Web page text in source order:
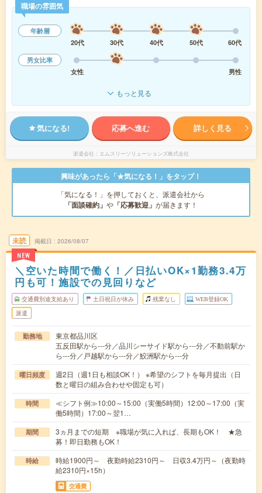
職場の雰囲気
年齢層
20代
30代 40代 50代
60代
男女比率
女性
男性
もっと見る
気になる! 応募へ進む 詳しく見る
派遣会社 エムスリーソリューションズ株式会社
興味があったら「★気になる！」をタップ！
「気になる！」を押しておくと、派遣会社から
「面談確約」 や 「応募歓迎」 が届きます！
未読
NEW
掲載日 2026/08/07
＼空いた時間で働く！／日払いOK×1勤務3.4万
円も可！施設での見回りなど
交通費別途支給あり 土日祝日が休み 残業なし WEB登録OK
派遣
勤務地
東京都品川区
五反田駅から---分／品川シーサイド駅から---分／不動前駅か
ら---分／戸越駅から---分／鮫洲駅から---分
曜日頻度
週2日（週1日も相談OK！） ※希望のシフトを毎月提出（日
数と曜日の組み合わせや固定も可）
時間
≪シフト例≫10:00～15:00（実働5時間）12:00～17:00（実
働5時間）17:00～翌1…
期間
3ヵ月までの短期 ※職場が気に入れば、長期もOK！ ★急
募！即日勤務もOK！
時給
時給1900円～ 夜勤時給2310円～ 日収3.4万円～（夜勤時
給2310円×15h）
交通費